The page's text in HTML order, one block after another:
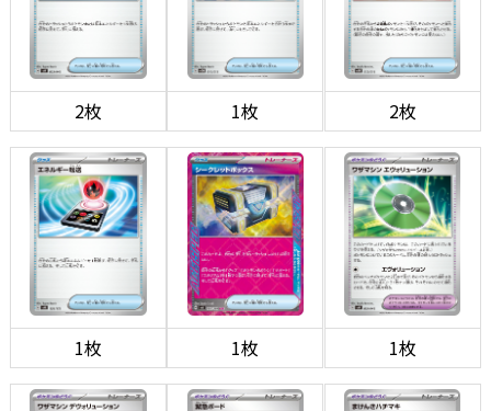
2枚 1枚 2枚
1枚 1枚 1枚